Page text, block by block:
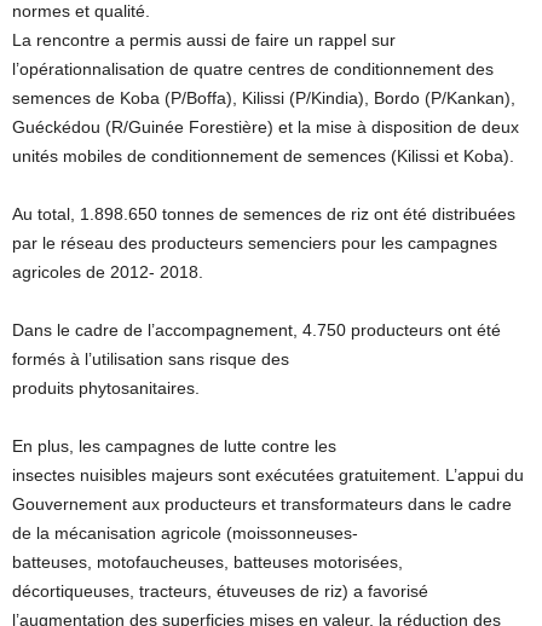
normes et qualité.
La rencontre a permis aussi de faire un rappel sur
l’opérationnalisation de quatre centres de conditionnement des
semences de Koba (P/Boffa), Kilissi (P/Kindia), Bordo (P/Kankan),
Guéckédou (R/Guinée Forestière) et la mise à disposition de deux
unités mobiles de conditionnement de semences (Kilissi et Koba).
Au total, 1.898.650 tonnes de semences de riz ont été distribuées
par le réseau des producteurs semenciers pour les campagnes
agricoles de 2012- 2018.
Dans le cadre de l’accompagnement, 4.750 producteurs ont été
formés à l’utilisation sans risque des
produits phytosanitaires.
En plus, les campagnes de lutte contre les
insectes nuisibles majeurs sont exécutées gratuitement. L’appui du
Gouvernement aux producteurs et transformateurs dans le cadre
de la mécanisation agricole (moissonneuses-
batteuses, motofaucheuses, batteuses motorisées,
décortiqueuses, tracteurs, étuveuses de riz) a favorisé
l’augmentation des superficies mises en valeur, la réduction des